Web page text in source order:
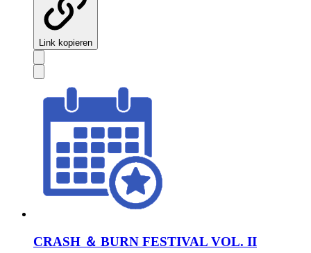
Link kopieren
CRASH ＆ BURN FESTIVAL VOL. II